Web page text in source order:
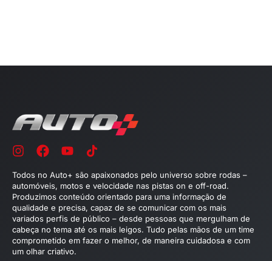
Todos no Auto+ são apaixonados pelo universo sobre rodas –
automóveis, motos e velocidade nas pistas on e off-road.
Produzimos conteúdo orientado para uma informação de
qualidade e precisa, capaz de se comunicar com os mais
variados perfis de público – desde pessoas que mergulham de
cabeça no tema até os mais leigos. Tudo pelas mãos de um time
comprometido em fazer o melhor, de maneira cuidadosa e com
um olhar criativo.